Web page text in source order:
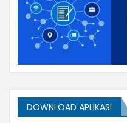
DOWNLOAD APLIKASI